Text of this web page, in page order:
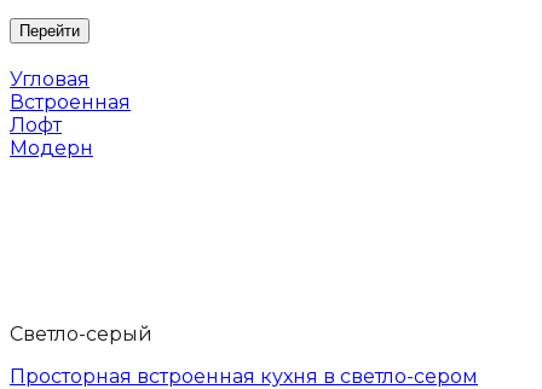
Угловая
Встроенная
Лофт
Модерн
Светло-серый
Просторная встроенная кухня в светло-сером